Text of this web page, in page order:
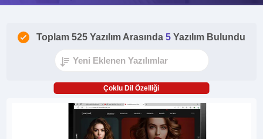
Toplam 525 Yazılım Arasında 5 Yazılım Bulundu
Çoklu Dil Özelliği